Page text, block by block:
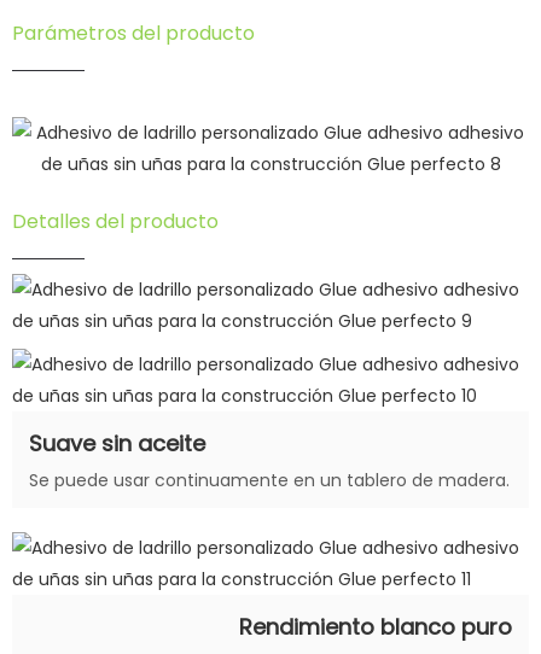
Parámetros del producto
Detalles del producto
Suave sin aceite
Se puede usar continuamente en un tablero de madera.
Rendimiento blanco puro